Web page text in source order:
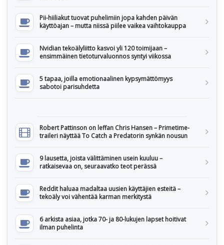
Pii-hiiliakut tuovat puhelimiin jopa kahden päivän
käyttöajan – mutta niissä piilee vaikea vaihtokauppa
Nvidian tekoälyliitto kasvoi yli 120 toimijaan –
ensimmäinen tietoturvaluonnos syntyi viikossa
5 tapaa, joilla emotionaalinen kypsymättömyys
sabotoi parisuhdetta
Robert Pattinson on leffan Chris Hansen – Primetime-
traileri näyttää To Catch a Predatorin synkän nousun
9 lausetta, joista välittäminen usein kuuluu –
ratkaisevaa on, seuraavatko teot perässä
Reddit haluaa madaltaa uusien käyttäjien esteitä –
tekoäly voi vähentää karman merkitystä
6 arkista asiaa, jotka 70- ja 80-lukujen lapset hoitivat
ilman puhelinta